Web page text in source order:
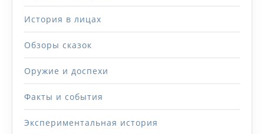
История в лицах
Обзоры сказок
Оружие и доспехи
Факты и события
Экспериментальная история